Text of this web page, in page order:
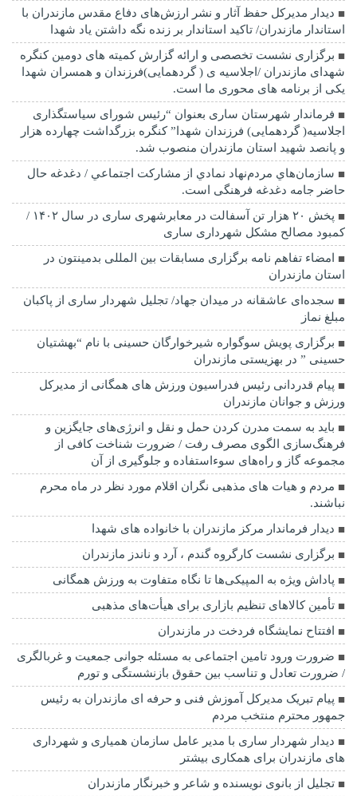
دیدار مدیرکل حفظ آثار و نشر ارزش‌های دفاع مقدس مازندران با
استاندار مازندران/ تاکید استاندار بر زنده نگه داشتن یاد شهدا
برگزاری نشست تخصصی و ارائه گزارش کمیته های دومین کنگره
شهدای مازندران /اجلاسیه ی ( گردهمایی)فرزندان و همسران شهدا
یکی از برنامه های محوری ما است.
فرماندار شهرستان ساری بعنوان “رئیس شورای سیاستگذاری
اجلاسیه( گردهمایی) فرزندان شهدا” کنگره بزرگداشت چهارده هزار
و پانصد شهید استان مازندران منصوب شد.
سازمان‌هاي مردم‌نهاد نمادي از مشاركت اجتماعي / دغدغه حال
حاضر جامه دغدغه فرهنگی است.
پخش ۲۰ هزار تن آسفالت در معابرشهری ساری در سال ۱۴۰۲ /
کمبود مصالح مشکل شهرداری ساری
امضاء تفاهم نامه برگزاری مسابقات بین المللی بدمینتون در
استان مازندران
سجده‌ای عاشقانه در میدان جهاد/ تجلیل شهردار ساری از پاکبان
مبلغ نماز
برگزاری پویش سوگواره شیرخوارگان حسینی با نام “بهشتیان
حسینی ” در بهزیستی مازندران
پیام قدردانی رئیس فدراسیون ورزش های همگانی از مدیرکل
ورزش و جوانان مازندران
باید به سمت مدرن کردن حمل و نقل و انرژی‌های جایگزین و
فرهنگ‌سازی الگوی مصرف رفت / ضرورت شناخت کافی از
مجموعه گاز و راه‌های سوءاستفاده و جلوگیری از آن
مردم و هیات های مذهبی نگران اقلام مورد نظر در ماه محرم
نباشند.
دیدار فرماندار مرکز مازندران با خانواده های شهدا
برگزاری نشست کارگروه گندم ، آرد و ناندز مازندران
پاداش ویژه به المپیکی‌ها تا نگاه متفاوت به ورزش همگانی
تأمین کالاهای تنظیم بازاری برای هیأت‌های مذهبی
افتتاح نمایشگاه فردخت در مازندران
ضرورت ورود تامین اجتماعی به مسئله جوانی جمعیت و غربالگری
/ ضرورت تعادل و تناسب بین حقوق بازنشستگی و تورم
پیام تبریک مدیرکل آموزش فنی و حرفه ای مازندران به رئیس
جمهور محترم منتخب مردم
دیدار شهردار ساری با مدیر عامل سازمان همیاری و شهرداری
های مازندران برای همکاری بیشتر
تجلیل از بانوی نویسنده و شاعر و خبرنگار مازندران